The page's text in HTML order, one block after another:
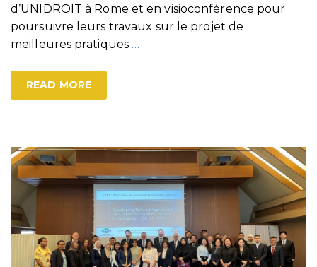
d’UNIDROIT à Rome et en visioconférence pour
poursuivre leurs travaux sur le projet de
meilleures pratiques …
READ MORE